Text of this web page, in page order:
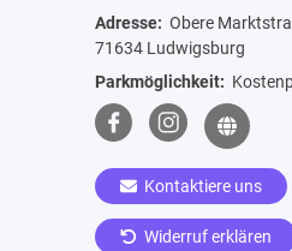
Adresse: Obere
71634 Ludwigsburg
Parkmöglichkeit:
Kontaktiere uns
Widerruf erklären